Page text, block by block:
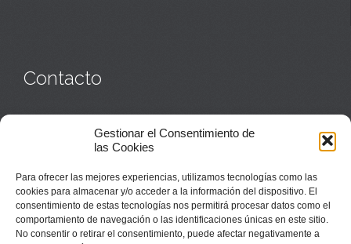
Gestionar el Consentimiento de
las Cookies
Para ofrecer las mejores experiencias, utilizamos tecnologías como las
cookies para almacenar y/o acceder a la información del dispositivo. El
consentimiento de estas tecnologías nos permitirá procesar datos como el
comportamiento de navegación o las identificaciones únicas en este sitio.
No consentir o retirar el consentimiento, puede afectar negativamente a
Contacto
Monasterio:949 835 032
Casa de acogida:609 423 521o949 835 058
Parroquia y sacerdotes:949 835 111
Monasterio:monasterio@buenafuente.org
Información:informacion@buenafuente.org
Casa de acogida:acogida@buenafuente.org
Ángel Moreno:angel@buenafuente.org